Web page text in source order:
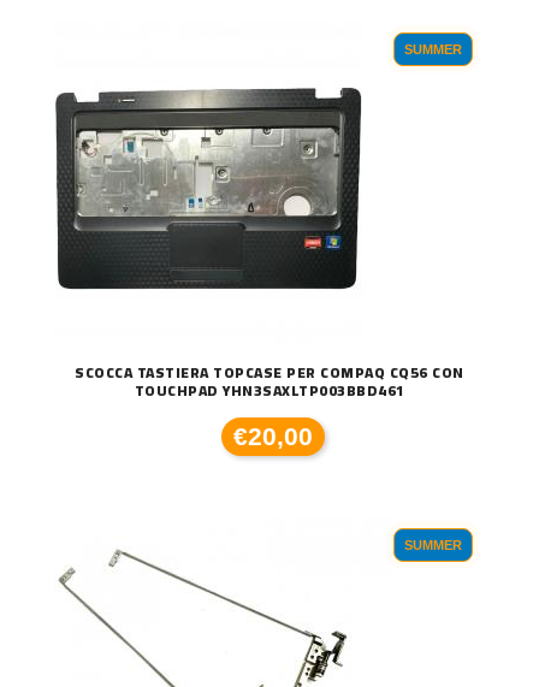
SUMMER
SCOCCA TASTIERA TOPCASE PER COMPAQ CQ56 CON
TOUCHPAD YHN3SAXLTP003BBD461
€20,00
SUMMER